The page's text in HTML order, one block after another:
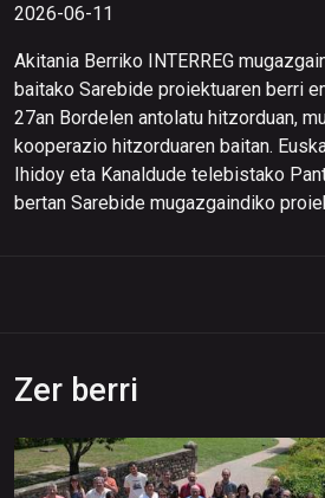
2026-06-11
Akitania Berriko INTERREG
baitako Sarebide proiektuaren berri
27an Bordelen antolatu hitzorduan,
kooperazio hitzorduaren baitan.
Ihidoy eta Kanaldude telebistako
bertan Sarebide mugazgaindiko
Zer berri